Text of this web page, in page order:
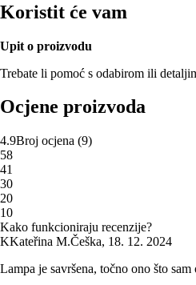
Koristit će vam
Upit o proizvodu
Trebate li pomoć s odabirom ili
Ocjene proizvoda
4.9Broj ocjena (9)
58
41
30
20
10
Kako funkcioniraju recenzije?
KKateřina M.Češka, 18. 12. 2024
Lampa je savršena, točno ono što